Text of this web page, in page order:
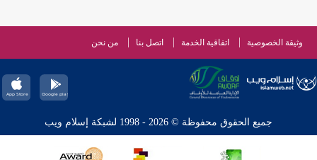
وثيقة الخصوصية اتفاقية الخدمة اتصل بنا من نحن
جميع الحقوق محفوظة © 2026 - 1998 لشبكة إسلام ويب